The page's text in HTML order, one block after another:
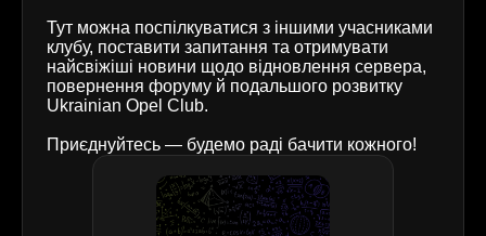
Тут можна поспілкуватися з іншими учасниками
клубу, поставити запитання та отримувати
найсвіжіші новини щодо відновлення сервера,
повернення форуму й подальшого розвитку
Ukrainian Opel Club.
Приєднуйтесь — будемо раді бачити кожного!